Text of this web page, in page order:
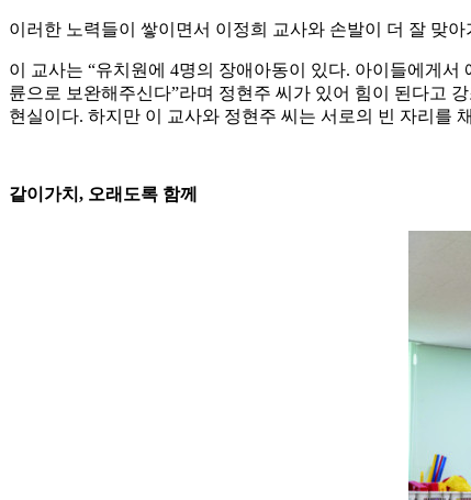
이러한 노력들이 쌓이면서 이정희 교사와 손발이 더 잘 맞
이 교사는 “유치원에 4명의 장애아동이 있다. 아이들에게
륜으로 보완해주신다”라며 정현주 씨가 있어 힘이 된다고
현실이다. 하지만 이 교사와 정현주 씨는 서로의 빈 자리를
같이가치, 오래도록 함께